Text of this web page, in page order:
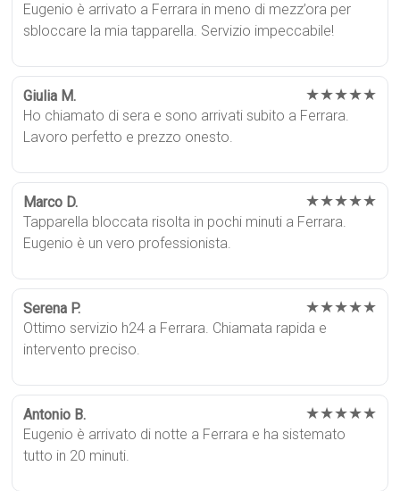
Eugenio è arrivato a Ferrara in meno di mezz’ora per
sbloccare la mia tapparella. Servizio impeccabile!
Giulia M. ★★★★★
Ho chiamato di sera e sono arrivati subito a Ferrara.
Lavoro perfetto e prezzo onesto.
Marco D. ★★★★★
Tapparella bloccata risolta in pochi minuti a Ferrara.
Eugenio è un vero professionista.
Serena P. ★★★★★
Ottimo servizio h24 a Ferrara. Chiamata rapida e
intervento preciso.
Antonio B. ★★★★★
Eugenio è arrivato di notte a Ferrara e ha sistemato
tutto in 20 minuti.